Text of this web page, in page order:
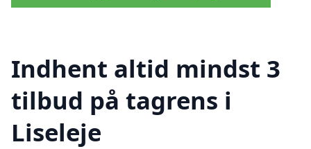
Indhent altid mindst 3
tilbud på tagrens i
Liseleje